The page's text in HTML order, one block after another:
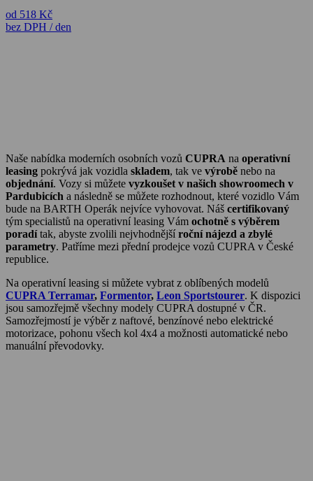
od 518 Kč
bez DPH / den
Naše nabídka moderních osobních vozů CUPRA na operativní
leasing pokrývá jak vozidla skladem, tak ve výrobě nebo na
objednání. Vozy si můžete vyzkoušet v našich showroomech v
Pardubicích a následně se můžete rozhodnout, které vozidlo Vám
bude na BARTH Operák nejvíce vyhovovat. Náš certifikovaný
tým specialistů na operativní leasing Vám ochotně s výběrem
poradítak, abyste zvolili nejvhodnější roční nájezd a zbylé
parametry. Patříme mezi přední prodejce vozů CUPRA v České
republice.
Na operativní leasing si můžete vybrat z oblíbených modelů
CUPRA Terramar, Formentor, Leon Sportstourer. K dispozici
jsou samozřejmě všechny modely CUPRA dostupné v ČR.
Samozřejmostí je výběr z naftové, benzínové nebo elektrické
motorizace, pohonu všech kol 4x4 a možnosti automatické nebo
manuální převodovky.